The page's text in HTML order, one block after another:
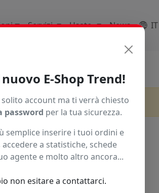
Servizi Usato News IT
E-Shop Trend!
account ma ti verrà chiesto
password per la tua sicurezza.
semplice inserire i tuoi ordini e
a statistiche, schede
agente e molto altro ancora...
non esitare a contattarci.